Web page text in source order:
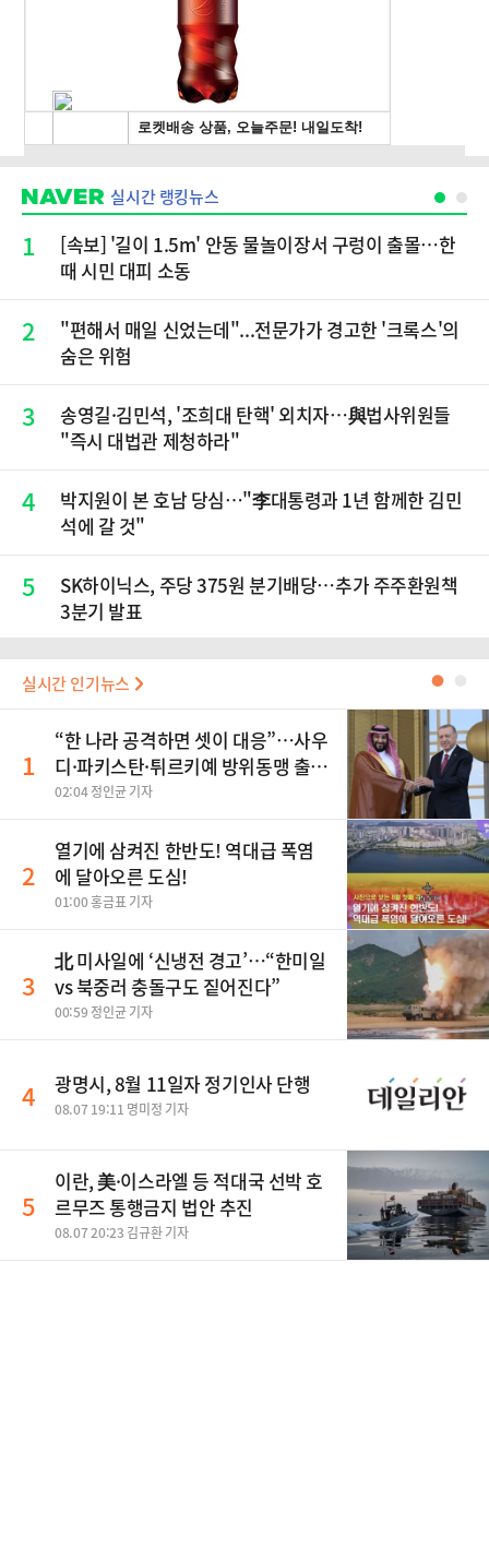
실시간 랭킹뉴스
1
[속보] '길이 1.5m' 안동 물놀이장서 구렁이 출몰…한
때 시민 대피 소동
2
"편해서 매일 신었는데"...전문가가 경고한 '크록스'의
숨은 위험
3
송영길·김민석, '조희대 탄핵' 외치자…與법사위원들
"즉시 대법관 제청하라"
4
박지원이 본 호남 당심…"李대통령과 1년 함께한 김민
석에 갈 것"
5
SK하이닉스, 주당 375원 분기배당…추가 주주환원책
3분기 발표
실시간 인기뉴스 ●
1
“한 나라 공격하면 셋이 대응”…사우
디·파키스탄·튀르키예 방위동맹 출
범
02:04 정인균 기자
2
열기에 삼켜진 한반도! 역대급 폭염
에 달아오른 도심!
01:00 홍금표 기자
3
北 미사일에 ‘신냉전 경고’…“한미일
vs 북중러 충돌구도 짙어진다”
00:59 정인균 기자
4 광명시, 8월 11일자 정기인사 단행
08.07 19:11 명미정 기자
5
이란, 美·이스라엘 등 적대국 선박 호
르무즈 통행금지 법안 추진
08.07 20:23 김규환 기자